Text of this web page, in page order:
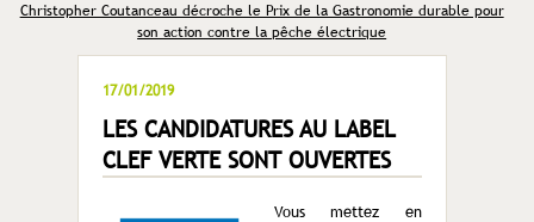
Christopher Coutanceau décroche le Prix de la Gastronomie durable pour
son action contre la pêche électrique
17/01/2019
LES CANDIDATURES AU LABEL
CLEF VERTE SONT OUVERTES
Vous mettez en